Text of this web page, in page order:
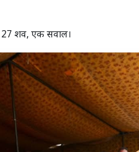
27 शव, एक सवाल।